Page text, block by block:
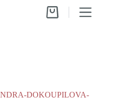
Shopping